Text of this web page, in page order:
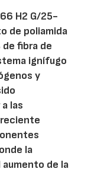
H2 G/25-
de poliamida
fibra de
ignífugo
y
las
la
de la